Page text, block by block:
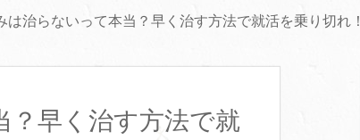
は治らないって本当？早く治す方法で就活を乗り切れ！
？早く治す方法で就